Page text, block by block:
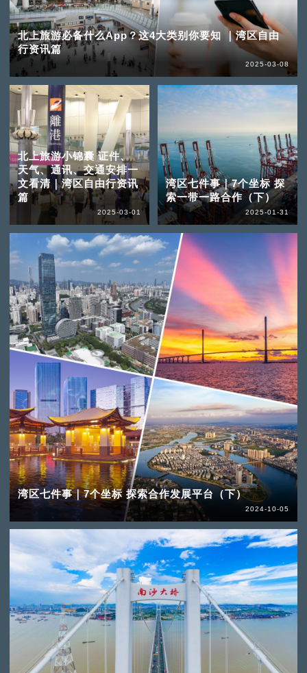
北上旅游必备什么App？这4大类别你要知 ｜湾区自由
行资讯篇
2025-03-08
北上旅游小锦囊 证件、
天气、通讯、交通安排一
文看清｜湾区自由行资讯
篇
2025-03-01
湾区七件事｜7个坐标 探
索一带一路合作（下）
2025-01-31
湾区七件事｜7个坐标 探索合作发展平台（下）
2024-10-05